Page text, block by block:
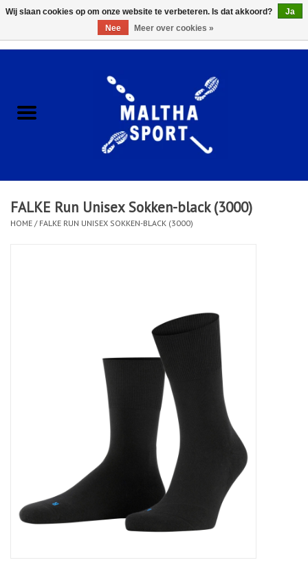
ACCESSOIRES/HARDWARE
KLEDING
CLUBSHOPS
FALKE Run Unisex Sokken-black (3000)
HOME / FALKE RUN UNISEX SOKKEN-BLACK (3000)
Wij slaan cookies op om onze website te verbeteren. Is dat akkoord?
Ja
Nee
Meer over cookies »